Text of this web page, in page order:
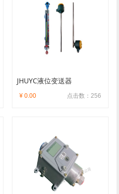
JHUYC液位变送器
点击数：256
¥ 0.00